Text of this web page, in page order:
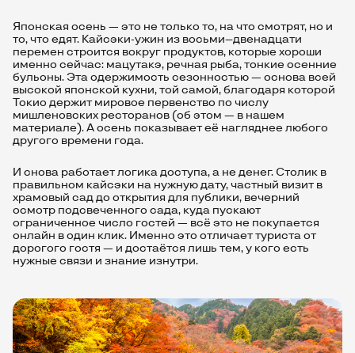
Японская осень — это не только то, на что смотрят, но и
то, что едят. Кайсэки-ужин из восьми–двенадцати
перемен строится вокруг продуктов, которые хороши
именно сейчас: мацутакэ, речная рыба, тонкие осенние
бульоны. Эта одержимость сезонностью — основа всей
высокой японской кухни, той самой, благодаря которой
Токио держит мировое первенство по числу
мишленовских ресторанов (об этом — в нашем
материале). А осень показывает её нагляднее любого
другого времени года.
И снова работает логика доступа, а не денег. Столик в
правильном кайсэки на нужную дату, частный визит в
храмовый сад до открытия для публики, вечерний
осмотр подсвеченного сада, куда пускают
ограниченное число гостей — всё это не покупается
онлайн в один клик. Именно это отличает туриста от
дорогого гостя — и достаётся лишь тем, у кого есть
нужные связи и знание изнутри.